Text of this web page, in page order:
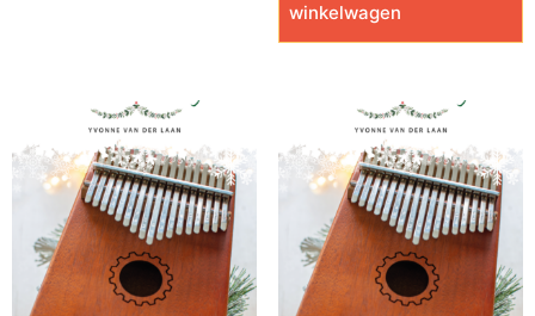
winkelwagen